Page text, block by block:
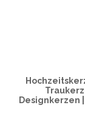
Designkerzen